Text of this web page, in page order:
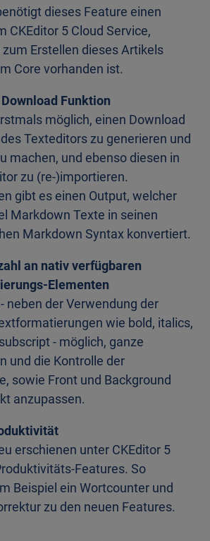
dieses Feature einen
CKEditor 5 Cloud Service,
Erstellen dieses Artikels
Core vorhanden ist.
Funktion
möglich, einen Download
Texteditors zu generieren und
machen, und ebenso diesen in
zu (re-)importieren.
gibt es einen Output, welcher
Markdown Texte in seinen
Markdown Syntax konvertiert.
an nativ verfügbaren
Elementen
neben der Verwendung der
wie bold, italics,
- möglich, ganze
und die Kontrolle der
sowie Front und Background
anzupassen.
erschienen unter CKEditor 5
Features. So
Beispiel ein Wortcounter und
zu den neuen Features.